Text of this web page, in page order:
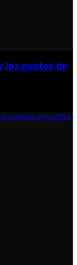
los puntos de